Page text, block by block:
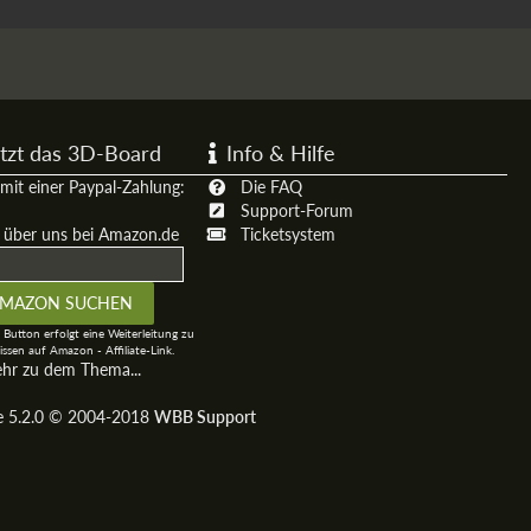
das 3D-Board
einer Paypal-Zahlung:
uns bei Amazon.de
erfolgt eine Weiterleitung zu
auf Amazon - Affiliate-Link.
zu dem Thema...
Info & Hilfe
Die FAQ
Support-Forum
Ticketsystem
5.2.0 © 2004-2018 WBB Support